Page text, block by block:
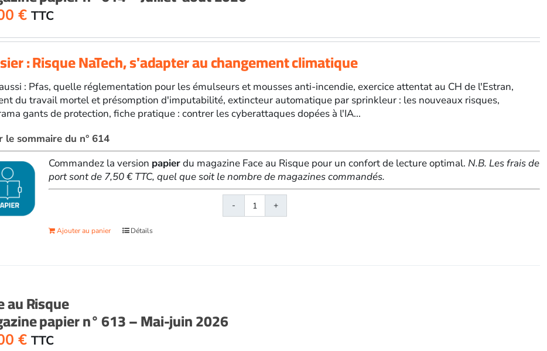
€ TTC
: Risque NaTech, s'adapter au changement climatique
: Pfas, quelle réglementation pour les émulseurs et mousses anti-incendie, exercice attentat au CH de l'Estran,
du travail mortel et présomption d'imputabilité, extincteur automatique par sprinkleur : les nouveaux risques,
gants de protection, fiche pratique : contrer les cyberattaques dopées à l'IA...
le sommaire du n° 614
Commandez la version papierdu magazine Face au Risque pour un confort de lecture optimal. N.B. Les frais de
port sont de 7,50 € TTC, quel que soit le nombre de magazines commandés.
quantité
Ajouter au panier Détails
au Risque
papier n° 613 – Mai-juin 2026
€ TTC